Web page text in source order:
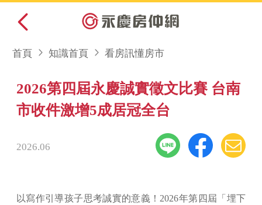
首頁 知識首頁 看房訊懂房市
2026第四屆永慶誠實徵文比賽 台南
市收件激增5成居冠全台
2026.06
以寫作引導孩子思考誠實的意義！2026年第四屆「埋下